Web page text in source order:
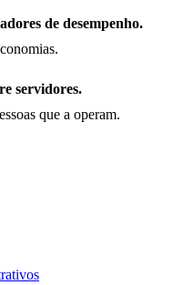
de desempenho.
servidores.
que a operam.